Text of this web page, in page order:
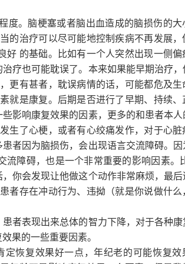
度。脑梗塞或者脑出血造成的脑损伤的大
的治疗可以尽可能地控制疾病不再发展，
的基础。比如有一个人突然出现一侧
疗也可能耽误了。本来如果能早期治疗，
更有甚者，耽误病情的话，可能都危及
就是康复。后期是否进行了早期、持续、
影响康复效果的因素，更多的和患者本
生了心梗，或者有心绞痛发作，对于心脏
者因为脑损伤，会出现语言交流障碍。因
障碍，也是一个非常重要的影响因素。
你会发现让他做这个动作非常麻烦，最后
者存在冲动行为、违拗（就是你说做什
者表现出来总体的智力下降，对于各种
果的一些重要因素。
恢复效果好一点，年纪老的可能恢复效